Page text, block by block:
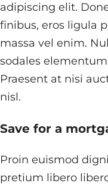
adipiscing elit.
finibus, eros ligula
massa vel enim.
sodales
Praesent at nisi
nisl.
Save for a
Proin euismod
pretium libero